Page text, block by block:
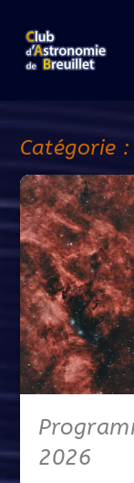
Catégorie :
2026